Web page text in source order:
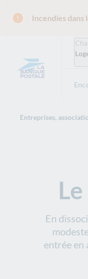
Incendies dans
Entreprises,
En
entrée en